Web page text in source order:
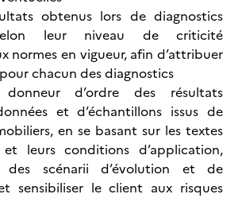
obtenus lors de diagnostics
leur niveau de criticité
normes en vigueur, afin d’attribuer
chacun des diagnostics
d’ordre des résultats
et d’échantillons issus de
en se basant sur les textes
et leurs conditions d’application,
scénarii d’évolution et de
sensibiliser le client aux risques